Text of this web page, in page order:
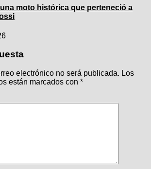
moto histórica que perteneció a
electrónico no será publicada. Los
están marcados con *